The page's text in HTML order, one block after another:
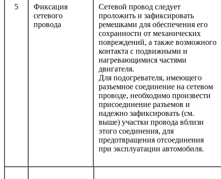
5
Фиксация
сетевого
провода
Сетевой провод следует
проложить и зафиксировать
ремешками для обеспечения его
сохранности от механических
повреждений, а также возможного
контакта с подвижными и
нагревающимися частями
двигателя.
Для подогревателя, имеющего
разъемное соединение на сетевом
проводе, необходимо произвести
присоединение разъемов и
надежно зафиксировать (см.
выше) участки провода вблизи
этого соединения, для
предотвращения отсоединения
при эксплуатации автомобиля.